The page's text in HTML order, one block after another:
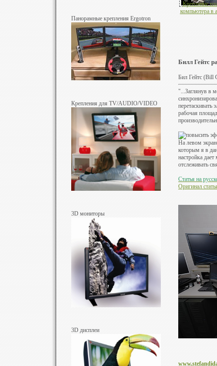
Панорамные крепления Ergotron
Крепления для TV/AUDIO/VIDEO
3D мониторы
3D дисплеи
Крепление
компьютера в
Билл Гейтс
Бил Гейтс (Bill
"...Заглянув в
перетаскивать
рабочая
На левом
которым я в
настройка
отслеживать
Статья на
Оригинал